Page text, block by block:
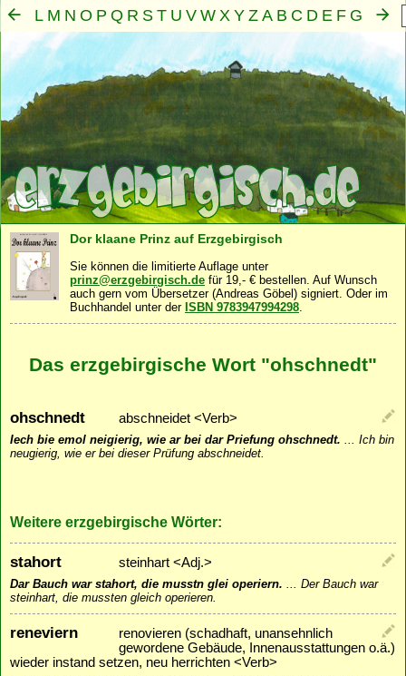
L M N O P Q R S T U V W X Y Z A B C D E F G
H
Mensch
· Seele·Geist·Familie·Gemeinschaft·
Dor klaane Prinz auf Erzgebirgisch
Sie können die limitierte Auflage unter
prinz@erzgebirgisch.de für 19,- € bestellen. Auf Wunsch
auch gern vom Übersetzer (Andreas Göbel) signiert. Oder im
Buchhandel unter der ISBN 9783947994298.
Das erzgebirgische Wort "ohschnedt"
ohschnedt abschneidet <Verb>
Iech bie emol neigierig, wie ar bei dar Priefung ohschnedt. ... Ich bin
neugierig, wie er bei dieser Prüfung abschneidet.
Weitere erzgebirgische Wörter:
stahort steinhart <Adj.>
Dar Bauch war stahort, die musstn glei operiern. ... Der Bauch war
steinhart, die mussten gleich operieren.
reneviern
renovieren (schadhaft, unansehnlich
gewordene Gebäude, Innenausstattungen o.ä.)
wieder instand setzen, neu herrichten <Verb>